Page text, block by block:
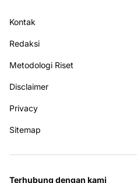
Kontak
Redaksi
Metodologi Riset
Disclaimer
Privacy
Sitemap
Terhubung dengan kami